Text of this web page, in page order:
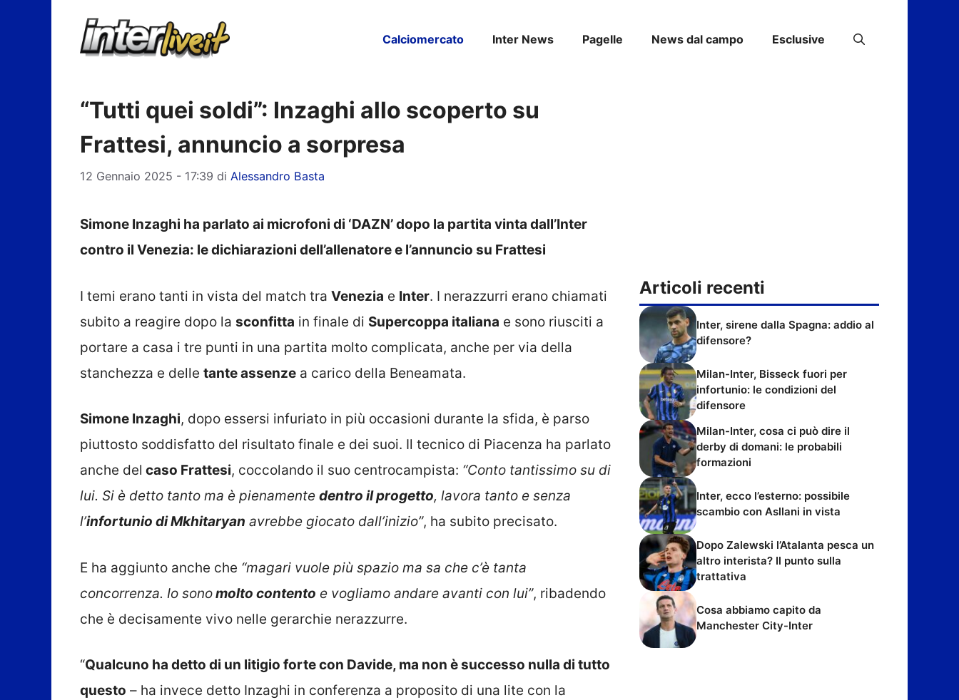
Calciomercato Inter News Pagelle News dal campo Esclusive
“Tutti quei soldi”: Inzaghi allo scoperto su
Frattesi, annuncio a sorpresa
12 Gennaio 2025 - 17:39 di Alessandro Basta
Simone Inzaghi ha parlato ai microfoni di ‘DAZN’ dopo la partita vinta dall’Inter
contro il Venezia: le dichiarazioni dell’allenatore e l’annuncio su Frattesi
I temi erano tanti in vista del match tra Venezia e Inter. I nerazzurri erano chiamati
subito a reagire dopo la sconfitta in finale di Supercoppa italiana e sono riusciti a
portare a casa i tre punti in una partita molto complicata, anche per via della
stanchezza e delle tante assenze a carico della Beneamata.
Simone Inzaghi, dopo essersi infuriato in più occasioni durante la sfida, è parso
piuttosto soddisfatto del risultato finale e dei suoi. Il tecnico di Piacenza ha parlato
anche del caso Frattesi, coccolando il suo centrocampista: “Conto tantissimo su di
lui. Si è detto tanto ma è pienamente dentro il progetto, lavora tanto e senza
l’infortunio di Mkhitaryan avrebbe giocato dall’inizio”, ha subito precisato.
E ha aggiunto anche che “magari vuole più spazio ma sa che c’è tanta
concorrenza. Io sonomolto contento e vogliamo andare avanti con lui”, ribadendo
che è decisamente vivo nelle gerarchie nerazzurre.
“Qualcuno ha detto di un litigio forte con Davide, ma non è successo nulla di tutto
questo – ha invece detto Inzaghi in conferenza a proposito di una lite con la
Articoli recenti
Inter, sirene dalla Spagna: addio al
difensore?
Milan-Inter, Bisseck fuori per
infortunio: le condizioni del
difensore
Milan-Inter, cosa ci può dire il
derby di domani: le probabili
formazioni
Inter, ecco l’esterno: possibile
scambio con Asllani in vista
Dopo Zalewski l’Atalanta pesca un
altro interista? Il punto sulla
trattativa
Cosa abbiamo capito da
Manchester City-Inter